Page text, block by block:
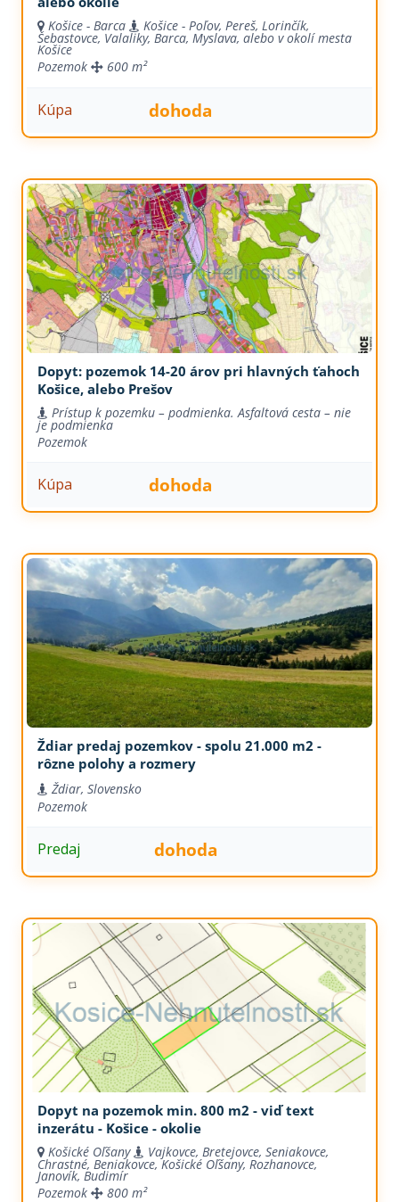
Košice - Barca Košice - Poľov, Pereš, Lorinčík,
Šebastovce, Valaliky, Barca, Myslava, alebo v okolí mesta
Košice
Pozemok
600 m²
Kúpa dohoda
Dopyt: pozemok 14-20 árov pri hlavných ťahoch
Košice, alebo Prešov
Prístup k pozemku – podmienka. Asfaltová cesta – nie
je podmienka
Pozemok
Kúpa dohoda
Ždiar predaj pozemkov - spolu 21.000 m2 -
rôzne polohy a rozmery
Ždiar, Slovensko
Pozemok
Predaj dohoda
Dopyt na pozemok min. 800 m2 - viď text
inzerátu - Košice - okolie
Košické Oľšany Vajkovce, Bretejovce, Seniakovce,
Chrastné, Beniakovce, Košické Oľšany, Rozhanovce,
Janovík, Budimír
Pozemok
800 m²